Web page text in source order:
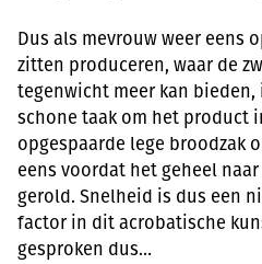
Dus als mevrouw weer eens
zitten produceren, waar de
tegenwicht meer kan
schone taak om het product
opgespaarde lege broodzak
eens voordat het geheel
gerold. Snelheid is dus een
factor in dit acrobatische
gesproken dus…